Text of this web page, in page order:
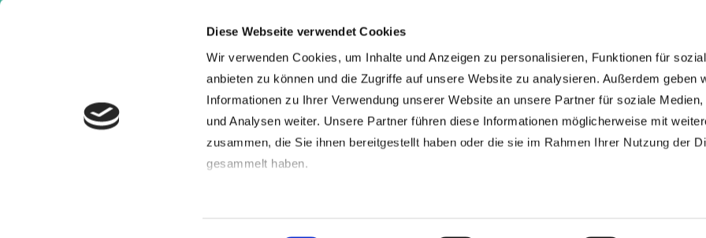
Diese Webseite verwendet Cookies
Wir verwenden Cookies, um Inhalte und Anzeigen zu personalisieren, Funktionen für
anbieten zu können und die Zugriffe auf unsere Website zu analysieren. Außerdem geben
Informationen zu Ihrer Verwendung unserer Website an unsere Partner für soziale Medien,
und Analysen weiter. Unsere Partner führen diese Informationen möglicherweise mit
zusammen, die Sie ihnen bereitgestellt haben oder die sie im Rahmen Ihrer Nutzung der
gesammelt haben.
Datenschutzerklärung
Widerrufsbelehrung